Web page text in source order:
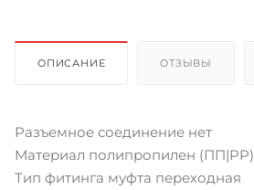
ОПИСАНИЕ ОТЗЫВЫ
Разъемное соединение нет
Материал полипропилен (ПП|PP)
Тип фитинга муфта переходная